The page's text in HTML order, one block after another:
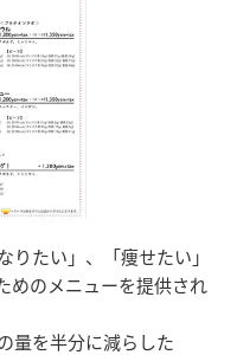
りたい」、「痩せたい」
めのメニューを提供され
量を半分に減らした